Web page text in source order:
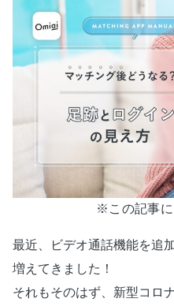
※この記事に
最近、ビデオ通話機能を追
増えてきました！
それもそのはず、新型コロ